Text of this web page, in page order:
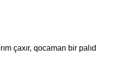
çaxır, qocaman bir palıd